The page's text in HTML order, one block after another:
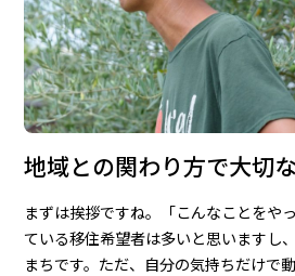
地域との関わり方で大切
まずは挨拶ですね。「こんなことをや
ている移住希望者は多いと思いますし
まちです。ただ、自分の気持ちだけで